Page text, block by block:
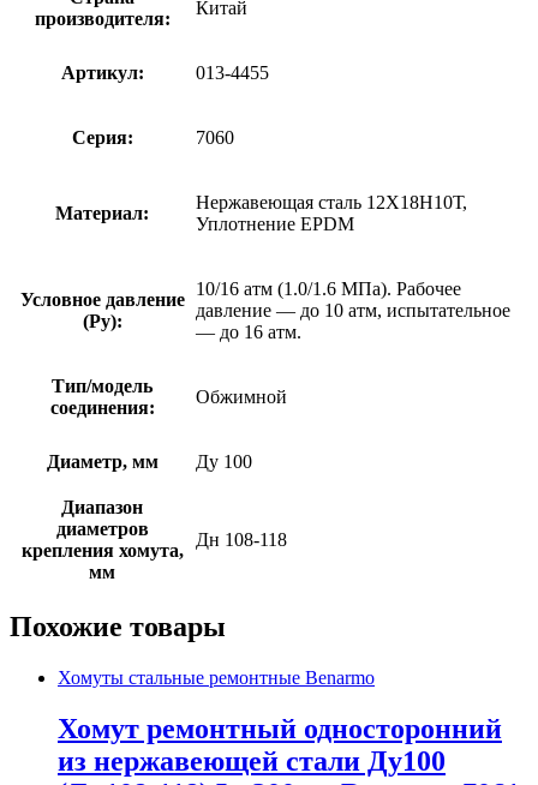
производителя:
Китай
Артикул: 013-4455
Серия: 7060
Материал:
Нержавеющая сталь 12Х18Н10Т,
Уплотнение EPDM
Условное давление
(Ру):
10/16 атм (1.0/1.6 МПа). Рабочее
давление — до 10 атм, испытательное
— до 16 атм.
Тип/модель
соединения:
Обжимной
Диаметр, мм Ду 100
Диапазон
диаметров
крепления хомута,
мм
Дн 108-118
Похожие товары
Хомуты стальные ремонтные Benarmo
Хомут ремонтный односторонний
из нержавеющей стали Ду100